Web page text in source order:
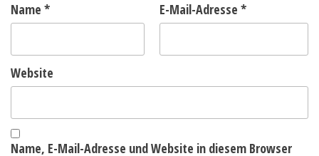
Name * E-Mail-Adresse *
Website
Name, E-Mail-Adresse und Website in diesem Browser